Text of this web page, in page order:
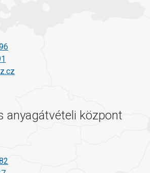
anyagátvételi központ